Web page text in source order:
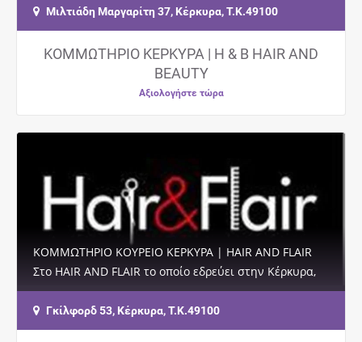
Μιλτιάδη Μαργαρίτη 37, Κέρκυρα, Τ.Κ.49100
ΚΟΜΜΩΤΗΡΙΟ ΚΕΡΚΥΡΑ | H & B HAIR AND
BEAUTY
Αξιολογήστε τώρα
ΚΟΜΜΩΤΗΡΙΟ ΚΟΥΡΕΙΟ ΚΕΡΚΥΡΑ | HAIR AND FLAIR
Στο HAIR AND FLAIR το οποίο εδρεύει στην Κέρκυρα,
σας περιμένει μία έμπειρη ομάδα που μπορεί να…
Γκίλφορδ 53, Κέρκυρα, Τ.Κ.49100